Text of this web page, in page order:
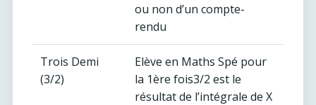
ou non d’un compte-
rendu
Trois Demi
(3/2)
Elève en Maths Spé pour
la 1ère fois3/2 est le
résultat de l’intégrale de X